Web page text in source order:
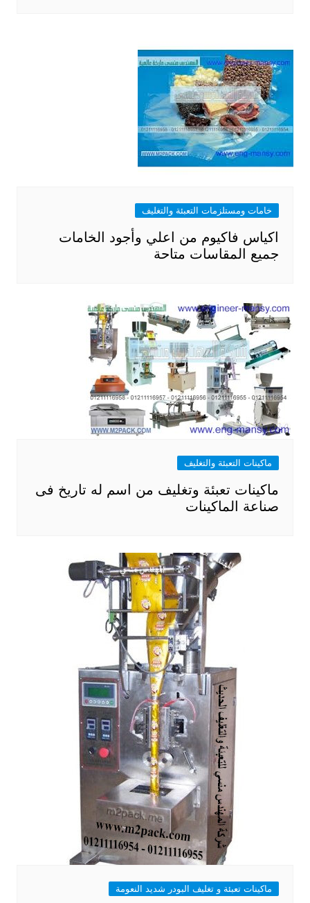
خامات ومستلزمات التعبئة والتغليف
اكياس فاكيوم من اعلي وأجود الخامات
جميع المقاسات متاحة
ماكينات التعبئة والتغليف
ماكينات تعبئة وتغليف من اسم له تاريخ فى
صناعة الماكينات
ماكينات تعبئة و تغليف البودر شديد النعومة